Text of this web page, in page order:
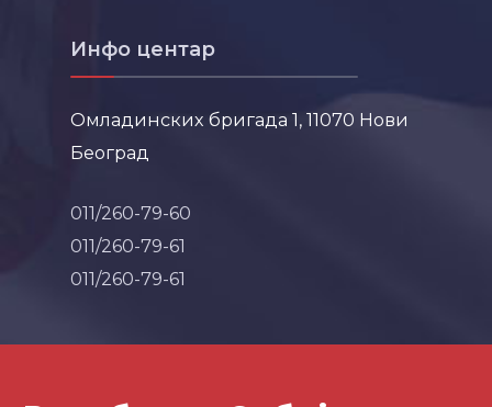
Инфо центар
Омладинских бригада 1, 11070 Нови
Београд
011/260-79-60
011/260-79-61
011/260-79-61